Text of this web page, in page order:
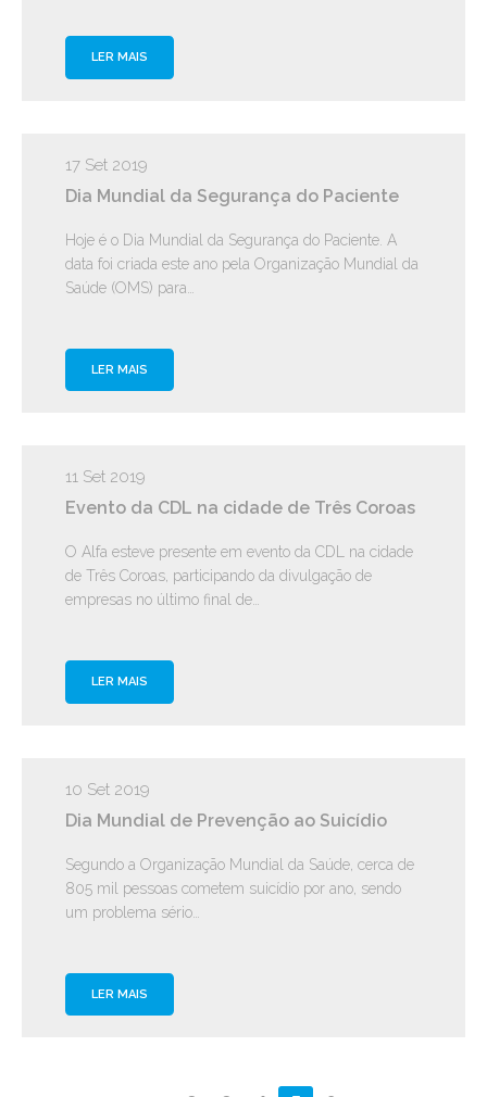
LER MAIS
17 Set 2019
Dia Mundial da Segurança do Paciente
Hoje é o Dia Mundial da Segurança do Paciente. A
data foi criada este ano pela Organização Mundial da
Saúde (OMS) para…
LER MAIS
11 Set 2019
Evento da CDL na cidade de Três Coroas
O Alfa esteve presente em evento da CDL na cidade
de Três Coroas, participando da divulgação de
empresas no último final de…
LER MAIS
10 Set 2019
Dia Mundial de Prevenção ao Suicídio
Segundo a Organização Mundial da Saúde, cerca de
805 mil pessoas cometem suicídio por ano, sendo
um problema sério…
LER MAIS